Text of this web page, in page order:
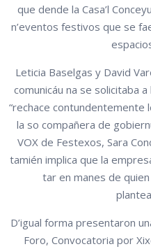
que dende la Casa’l
n’eventos festivos que se
Leticia Baselgas y David
comunicáu na se solicitaba
“rechace contundentemente
la so compañera de
VOX de Festexos, Sara
tamién implica que la
tar en manes de
D’igual forma presentaron
Foro, Convocatoria por